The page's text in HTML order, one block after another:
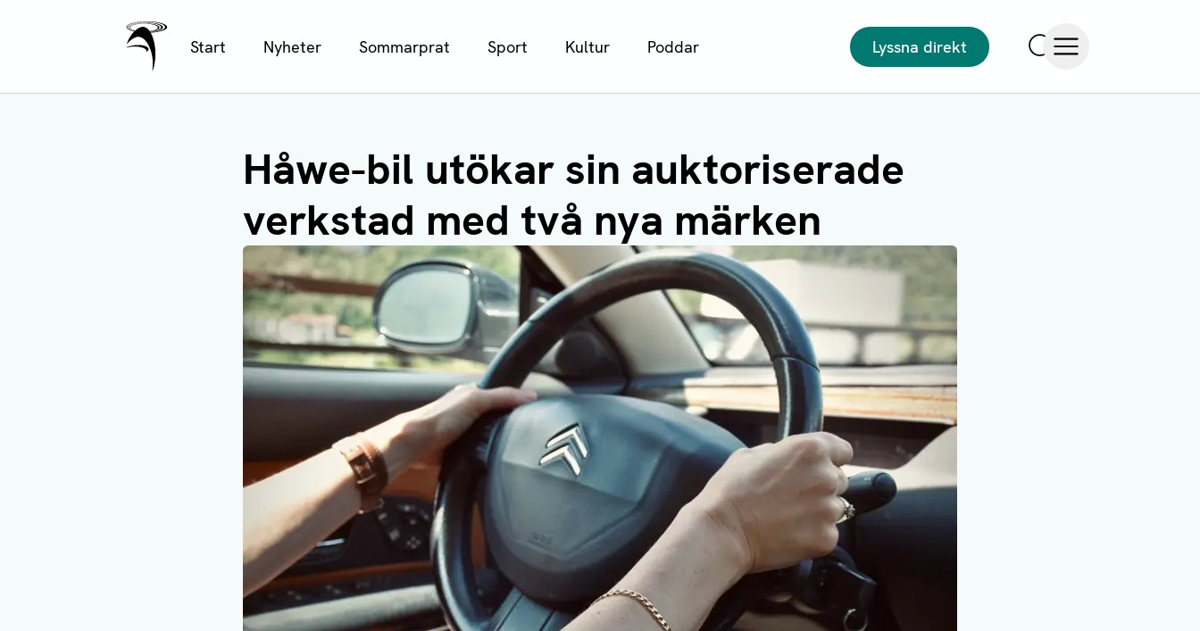
Ålands Radio & TV
Start Nyheter Sommarprat Sport Kultur Poddar
Lyssna direkt
Håwe-bil utökar sin auktoriserade
verkstad med två nya märken